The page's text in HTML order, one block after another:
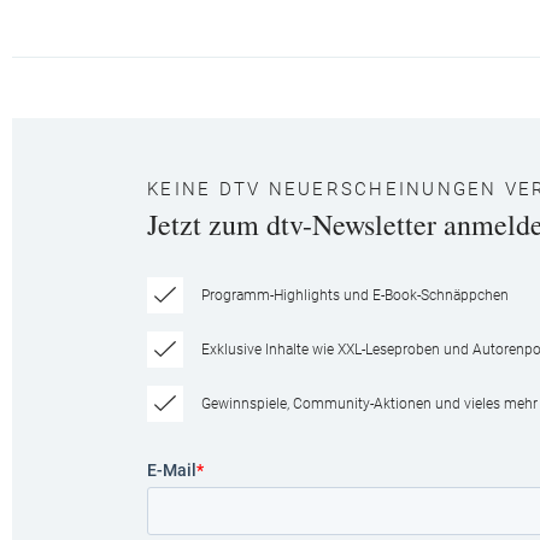
KEINE DTV NEUERSCHEINUNGEN
Jetzt zum dtv-Newsletter
Programm-Highlights und E-Book-Schnäppchen
Exklusive Inhalte wie XXL-Leseproben und
Gewinnspiele, Community-Aktionen und vieles mehr
E-Mail *